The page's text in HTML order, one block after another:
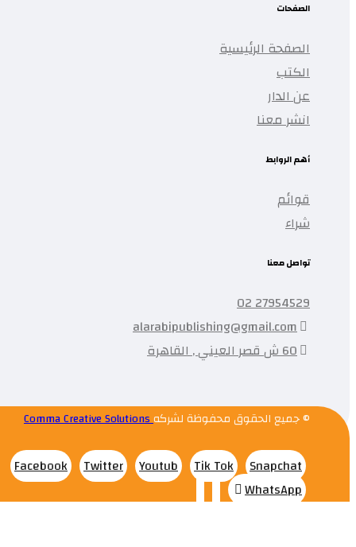
الصفحات
الصفحة الرئيسية
الكتب
عن الدار
انشر معنا
أهم الروابط
قوائم
شراء
تواصل معنا
27954529 02
alarabipublishing@gmail.com
60 ش قصر العيني , القاهرة
© جميع الحقوق محفوظة لشركهComma Creative Solutions
Facebook Twitter Youtub Tik Tok
Snapchat
WhatsApp